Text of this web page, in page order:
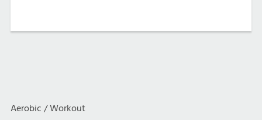
Aerobic / Workout